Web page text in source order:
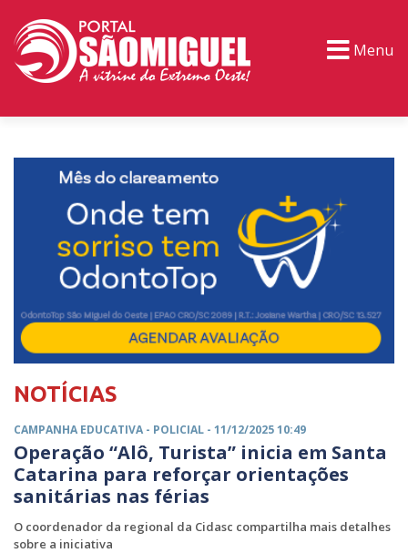
Menu
NOTÍCIAS
CAMPANHA EDUCATIVA - POLICIAL - 11/12/2025 10:49
Operação “Alô, Turista” inicia em Santa
Catarina para reforçar orientações
sanitárias nas férias
O coordenador da regional da Cidasc compartilha mais detalhes
sobre a iniciativa